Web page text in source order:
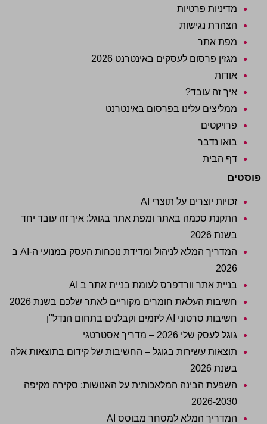
מדיניות פרטיות
הצהרת נגישות
מפת אתר
מגזין פרסום לעסקים באינטרנט 2026
אודות
איך זה עובד?
ממליצים עלינו בפרסום באינטרנט
פרויקטים
בואו נדבר
דף הבית
פוסטים
זכויות יוצרים על תוצרי AI
התקנת סכמה באתר ומפת אתר בגוגל: איך זה עובד יחד
בשנת 2026
המדריך המלא לניהול ומדידת נוכחות העסק במנועי ה-AI ב
2026
בניית אתר וורדפרס לעומת בניית אתר ב AI
חשיבות העלאת חומרים מקוריים לאתר שלכם בשנת 2026
חשיבות סרטוני AI ליזמים וקבלנים בתחום הנדל"ן
גוגל לעסק שלי 2026 – מדריך אסטרטגי
תוצאות עשירות בגוגל – החשיבות של קידום בתוצאות אלה
בשנת 2026
השפעת הבינה המלאכותית על האנושות: סקירה מקיפה
2026-2030
המדריך המלא למסחר מבוסס AI